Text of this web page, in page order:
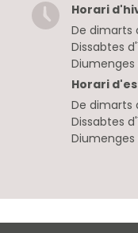
Horari
De dimarts
Dissabtes
Diumenges
Horari
De dimarts
Dissabtes
Diumenges